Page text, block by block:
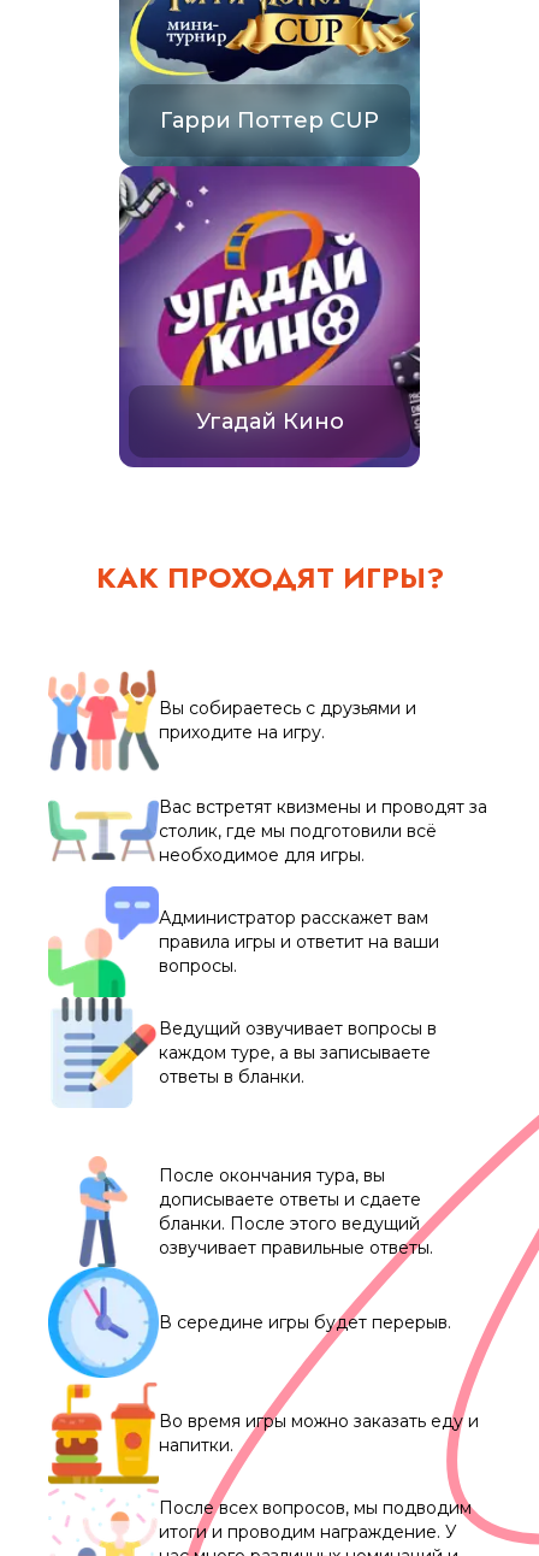
Гарри Поттер CUP
Угадай Кино
КАК ПРОХОДЯТ ИГРЫ?
Вы собираетесь с друзьями и
приходите на игру.
Вас встретят квизмены и проводят за
столик, где мы подготовили всё
необходимое для игры.
Администратор расскажет вам
правила игры и ответит на ваши
вопросы.
Ведущий озвучивает вопросы в
каждом туре, а вы записываете
ответы в бланки.
После окончания тура, вы
дописываете ответы и сдаете
бланки. После этого ведущий
озвучивает правильные ответы.
В середине игры будет перерыв.
Во время игры можно заказать еду и
напитки.
После всех вопросов, мы подводим
итоги и проводим награждение. У